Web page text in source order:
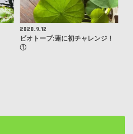
2020.9.12
ビオトープ:蓮に初チャレンジ！
①